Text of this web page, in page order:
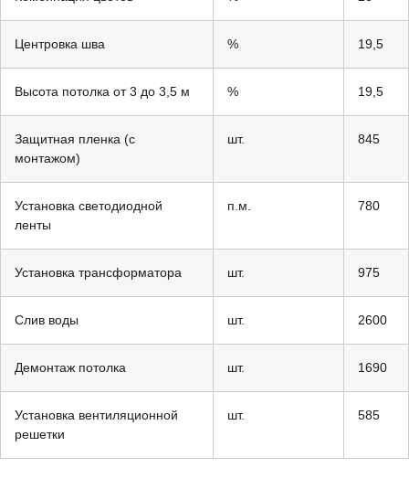
Центровка шва % 19,5
Высота потолка от 3 до 3,5 м % 19,5
Защитная пленка (с
монтажом)
шт. 845
Установка светодиодной
ленты
п.м. 780
Установка трансформатора шт. 975
Слив воды шт. 2600
Демонтаж потолка шт. 1690
Установка вентиляционной
решетки
шт. 585